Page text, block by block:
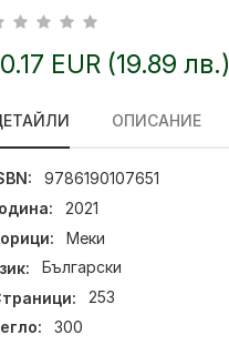
EUR (19.89 лв.)
ОПИСАНИЕ
9786190107651
2021
Меки
Български
253
300